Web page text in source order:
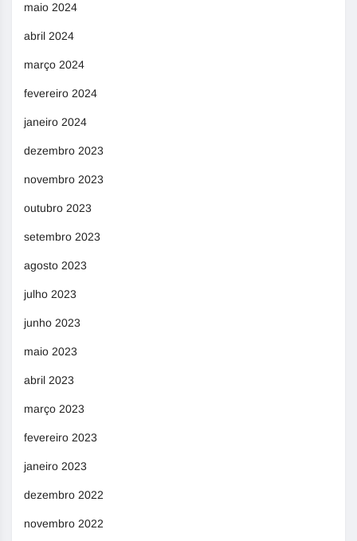
maio 2024
abril 2024
março 2024
fevereiro 2024
janeiro 2024
dezembro 2023
novembro 2023
outubro 2023
setembro 2023
agosto 2023
julho 2023
junho 2023
maio 2023
abril 2023
março 2023
fevereiro 2023
janeiro 2023
dezembro 2022
novembro 2022